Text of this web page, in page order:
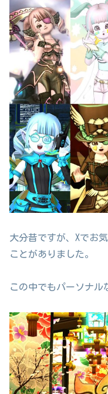
大分昔ですが、Xでお
ことがありました。
この中でもパーソナル